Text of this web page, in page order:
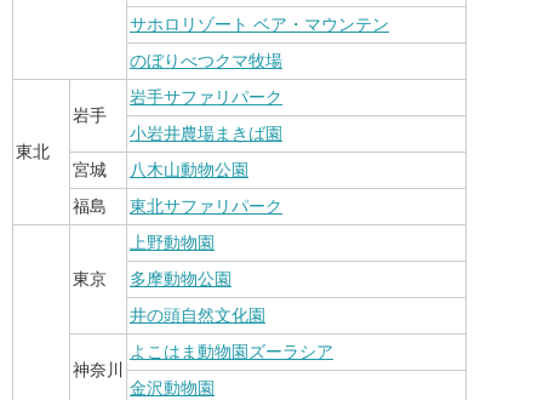
サホロリゾート ベア・マウンテン
のぼりべつクマ牧場
東北
岩手
岩手サファリパーク
小岩井農場まきば園
宮城
八木山動物公園
福島
東北サファリパーク
東京
上野動物園
多摩動物公園
井の頭自然文化園
神奈川
よこはま動物園ズーラシア
金沢動物園